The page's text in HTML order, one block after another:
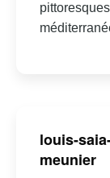
louis-
meunier